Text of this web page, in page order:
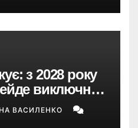
з 2028 року
виключно
ВАСИЛЕНКО